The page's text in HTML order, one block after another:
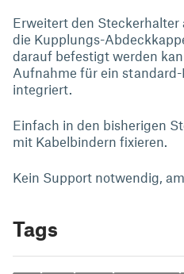
Erweitert den Steckerhalter
die Kupplungs-
darauf befestigt werden
Aufnahme für ein
integriert.
Einfach in den bisherigen
mit Kabelbindern fixieren.
Kein Support notwendig,
Tags